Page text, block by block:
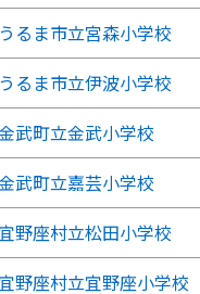
うるま市立宮森小学校
うるま市立伊波小学校
武町立金武小学校
武町立嘉芸小学校
宜野座村立松田小学校
宜野座村立宜野座小学校